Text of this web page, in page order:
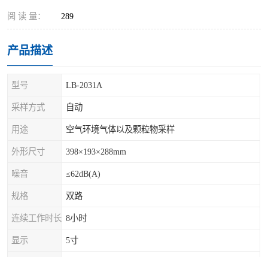
阅 读 量： 289
产品描述
型号 LB-2031A
采样方式 自动
用途 空气环境气体以及颗粒物采样
外形尺寸 398×193×288mm
噪音 ≤62dB(A)
规格 双路
连续工作时长 8小时
显示 5寸